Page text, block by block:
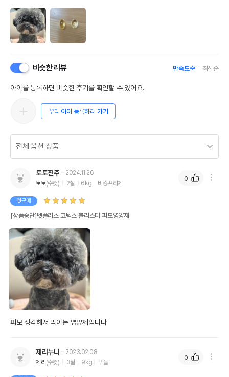
비슷한 리뷰 만족도순 최신순
아이를 등록하면 비슷한 후기를 확인할 수 있어요.
우리 아이 등록하러 가기
토토진주
2024.11.26
토토(수컷) 2살 6kg 비숑프리제
첫구매
[상품중단]벳플러스 코텍스 블리스터 피모영양재
피모 생각해서 먹이는 영양제입니다
0
제리누나
2023.02.08
제리 (수컷) 3살 9kg 푸들
0